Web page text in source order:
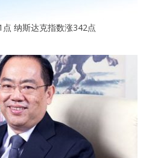
纳斯达克指数涨342点